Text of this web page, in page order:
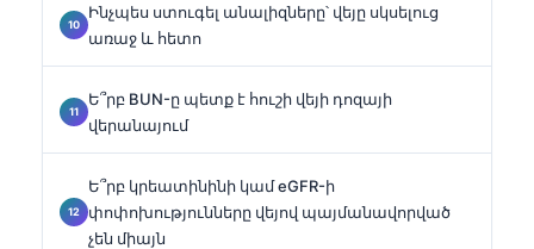
Ինչպես ստուգել անալիզները՝ վեյը սկսելուց
առաջ և հետո
Ե՞րբ BUN-ը պետք է հուշի վեյի դոզայի
վերանայում
Ե՞րբ կրեատինինի կամ eGFR-ի
փոփոխությունները վեյով պայմանավորված
չեն միայն